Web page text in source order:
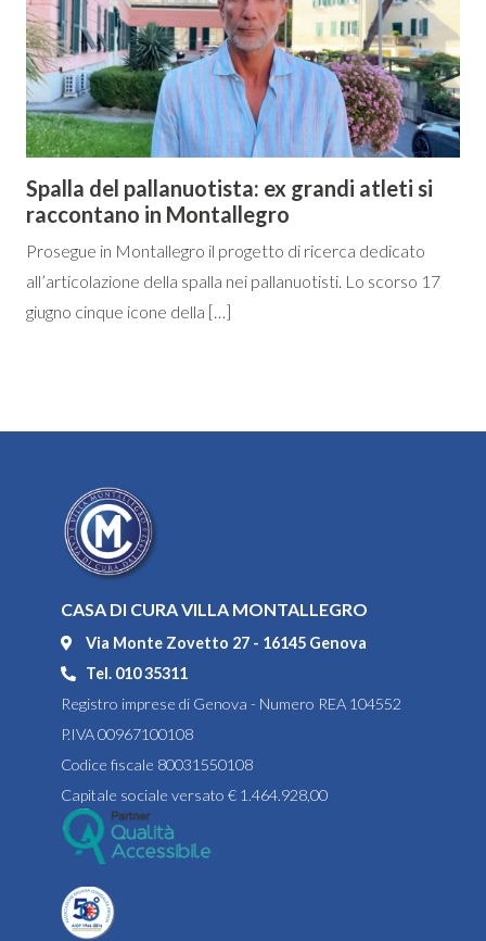
Spalla del pallanuotista: ex grandi atleti si
raccontano in Montallegro
Prosegue in Montallegro il progetto di ricerca dedicato
all’articolazione della spalla nei pallanuotisti. Lo scorso 17
giugno cinque icone della […]
CASA DI CURA VILLA MONTALLEGRO
Via Monte Zovetto 27 - 16145 Genova
Tel. 010 35311
Registro imprese di Genova - Numero REA 104552
P.IVA 00967100108
Codice fiscale 80031550108
Capitale sociale versato € 1.464.928,00